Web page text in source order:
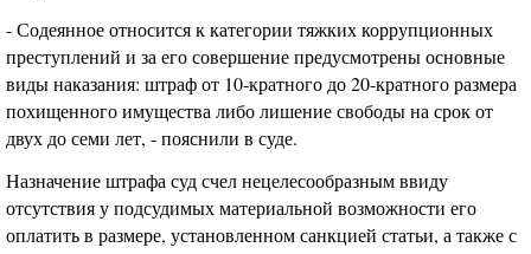
- Содеянное относится к категории тяжких коррупционных
преступлений и за его совершение предусмотрены основные
виды наказания: штраф от 10-кратного до 20-кратного размера
похищенного имущества либо лишение свободы на срок от
двух до семи лет, - пояснили в суде.
Назначение штрафа суд счел нецелесообразным ввиду
отсутствия у подсудимых материальной возможности его
оплатить в размере, установленном санкцией статьи, а также с